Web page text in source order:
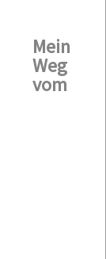
Mein
Weg
vom